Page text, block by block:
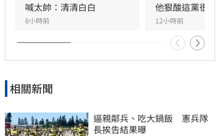
語言過其實。
喊太帥：清清白白
8小時前
他狠酸這黨很奇
12小時前
相關新聞
逼親鄰兵、吃大鍋飯　憲兵隊
長挨告結果曝